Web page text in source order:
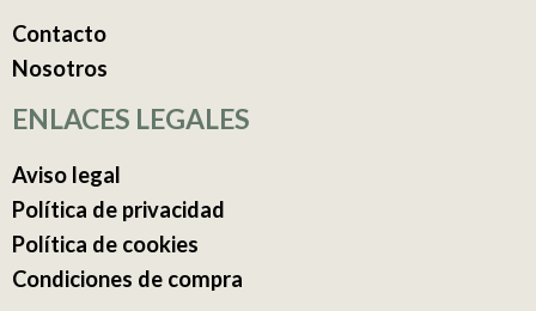
Contacto
Nosotros
ENLACES LEGALES
Aviso legal
Política de privacidad
Política de cookies
Condiciones de compra